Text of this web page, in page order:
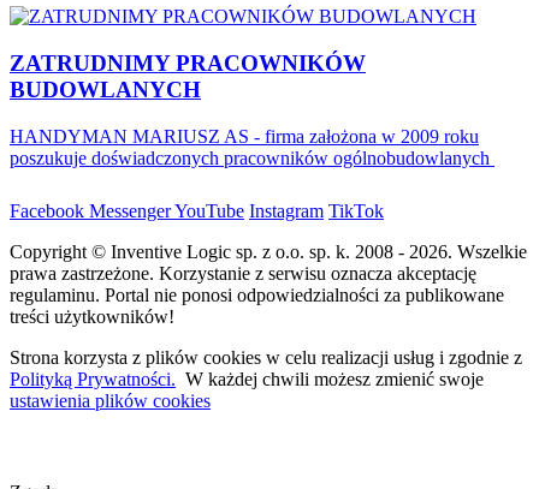
ZATRUDNIMY PRACOWNIKÓW
BUDOWLANYCH
HANDYMAN MARIUSZ AS - firma założona w 2009 roku
poszukuje doświadczonych pracowników ogólnobudowlanych
Facebook MessengerYouTube Instagram TikTok
Copyright © Inventive Logic sp. z o.o. sp. k. 2008 - 2026. Wszelkie
prawa zastrzeżone. Korzystanie z serwisu oznacza akceptację
regulaminu. Portal nie ponosi odpowiedzialności za publikowane
treści użytkowników!
Strona korzysta z plików cookies w celu realizacji usług i zgodnie z
Polityką Prywatności. W każdej chwili możesz zmienić swoje
ustawienia plików cookies